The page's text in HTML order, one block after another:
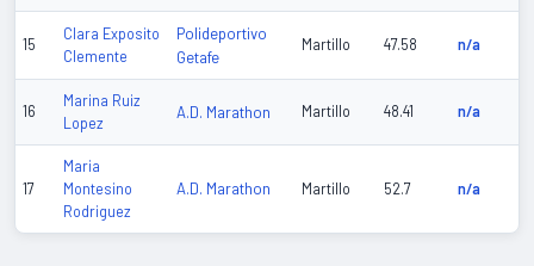
15
Clara Exposito
Clemente
Polideportivo
Getafe
Martillo 47.58 n/a
16
Marina Ruiz
Lopez
A.D. Marathon Martillo 48.41 n/a
17
Maria
Montesino
Rodriguez
A.D. Marathon Martillo 52.7 n/a